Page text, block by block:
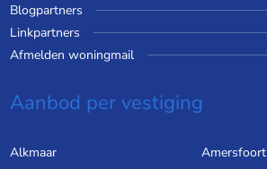
Blogpartners
Linkpartners
Afmelden woningmail
Aanbod per vestiging
Alkmaar
Amersfoort